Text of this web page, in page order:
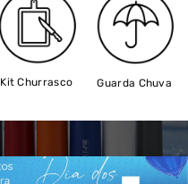
Kit Churrasco Guarda Chuva